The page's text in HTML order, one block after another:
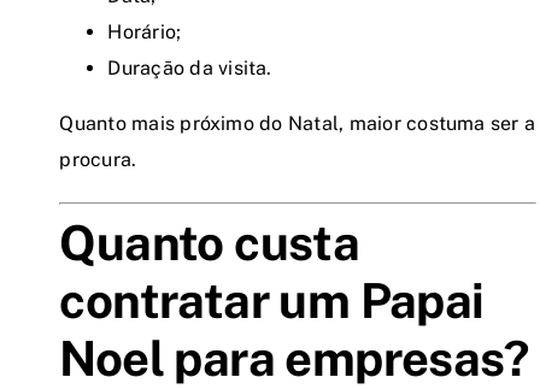
Horário;
Duração da visita.
Quanto mais próximo do Natal, maior costuma ser a
procura.
Quanto custa
contratar um Papai
Noel para empresas?